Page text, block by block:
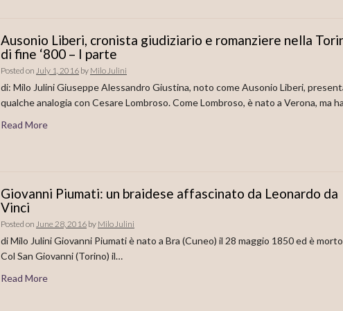
Ausonio Liberi, cronista giudiziario e romanziere nella
di fine ‘800 – I parte
Posted on July 1, 2016 by Milo Julini
di: Milo Julini Giuseppe Alessandro Giustina, noto come Ausonio Liberi,
qualche analogia con Cesare Lombroso. Come Lombroso, è nato a Verona, ma
Read More
Giovanni Piumati: un braidese affascinato da Leonardo da
Vinci
Posted on June 28, 2016 by Milo Julini
di Milo Julini Giovanni Piumati è nato a Bra (Cuneo) il 28 maggio 1850 ed è
Col San Giovanni (Torino) il…
Read More